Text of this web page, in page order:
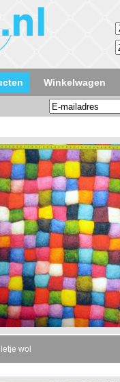
Winkelwagen
wol